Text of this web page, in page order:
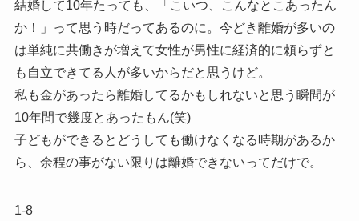
結婚して10年たっても、「こいつ、こんなとこあったん
か！」って思う時だってあるのに。今どき離婚が多いの
は単純に共働きが増えて女性が男性に経済的に頼らずと
も自立できてる人が多いからだと思うけど。
私も金があったら離婚してるかもしれないと思う瞬間が
10年間で幾度とあったもん(笑)
子どもができるとどうしても働けなくなる時期があるか
ら、余程の事がない限りは離婚できないってだけで。
1-8